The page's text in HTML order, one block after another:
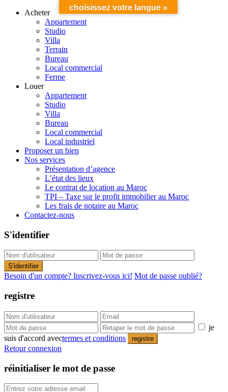
Acheter
Appartement
Studio
Villa
Terrain
Bureau
Local commercial
Ferme
Louer
Appartement
Studio
Villa
Bureau
Local commercial
Local industriel
Proposer un bien
Nos services
Présentation d’agence
L’état des lieux
Le contrat de location au Maroc
TPI – Taxe sur le profit immobilier au Maroc
Les frais de notaire au Maroc
Contactez-nous
S'identifier
S'identifier
Besoin d'un compte? Inscrivez-vous ici! Mot de passe oublié?
registre
je
suis d'accord avectermes et conditions registre
Retour connexion
réinitialiser le mot de passe
choisissez votre langue »